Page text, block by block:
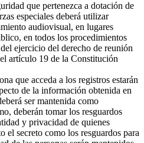
que pertenezca a dotación de
especiales deberá utilizar
audiovisual, en lugares
en todos los procedimientos
ejercicio del derecho de reunión
artículo 19 de la Constitución
que acceda a los registros estarán
de la información obtenida en
ser mantenida como
deberán tomar los resguardos
y privacidad de quienes
el secreto como los resguardos para